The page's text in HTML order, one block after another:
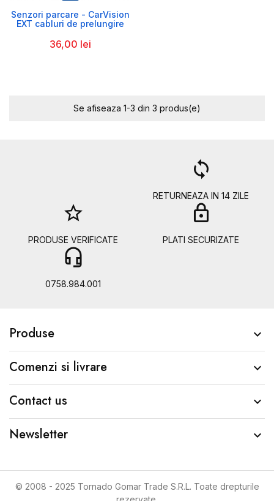
Senzori parcare - CarVision
EXT cabluri de prelungire
36,00 lei
Se afiseaza 1-3 din 3 produs(e)
loop
RETURNEAZA IN 14 ZILE
star_border
PRODUSE VERIFICATE
lock
PLATI SECURIZATE
headset_mic
0758.984.001
Produse 
Comenzi si livrare 
Contact us 
Newsletter 
© 2008 - 2025 Tornado Gomar Trade S.R.L. Toate drepturile
rezervate.